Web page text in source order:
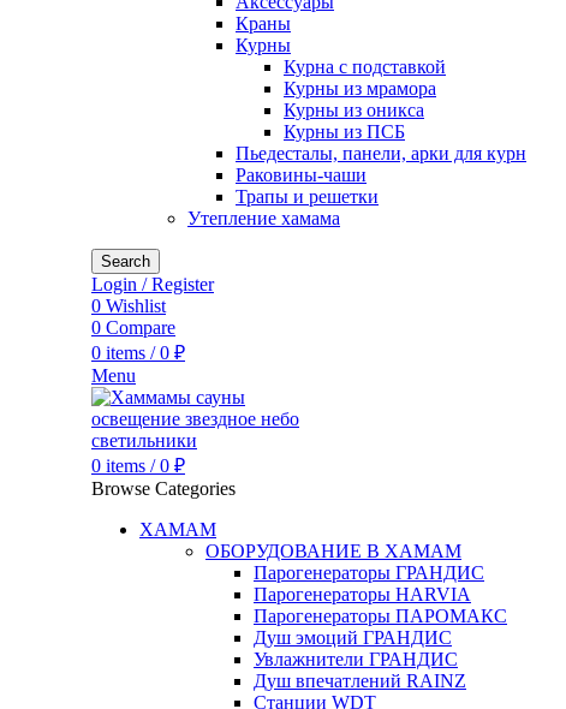
Краны
Курны
Курна с подставкой
Курны из мрамора
Курны из оникса
Курны из ПСБ
Пьедесталы, панели, арки для курн
Раковины-чаши
Трапы и решетки
Утепление хамама
Search
Login / Register
0 Wishlist
0 Compare
0 items / 0 ₽
Menu
0 items / 0 ₽
Browse Categories
ХАМАМ
ОБОРУДОВАНИЕ В ХАМАМ
Парогенераторы ГРАНДИС
Парогенераторы HARVIA
Парогенераторы ПАРОМАКС
Душ эмоций ГРАНДИС
Увлажнители ГРАНДИС
Душ впечатлений RAINZ
Станции WDT